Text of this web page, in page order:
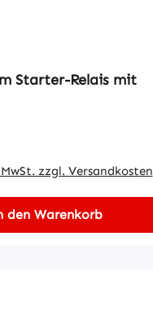
Starter-Relais mit
zzgl. Versandkosten
den Warenkorb